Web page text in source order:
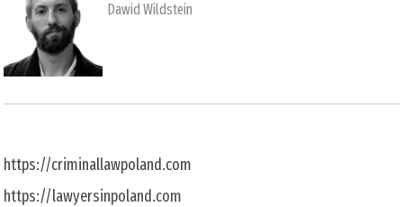
Dawid Wildstein
https://criminallawpoland.com
https://lawyersinpoland.com